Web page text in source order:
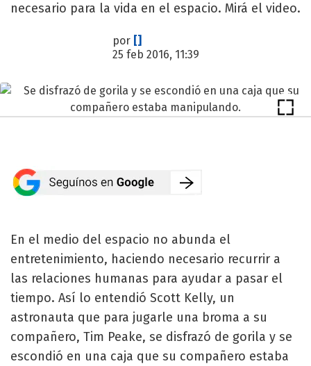
necesario para la vida en el espacio. Mirá el video.
por []
25 feb 2016, 11:39
En el medio del espacio no abunda el
entretenimiento, haciendo necesario recurrir a
las relaciones humanas para ayudar a pasar el
tiempo. Así lo entendió Scott Kelly, un
astronauta que para jugarle una broma a su
compañero, Tim Peake, se disfrazó de gorila y se
escondió en una caja que su compañero estaba